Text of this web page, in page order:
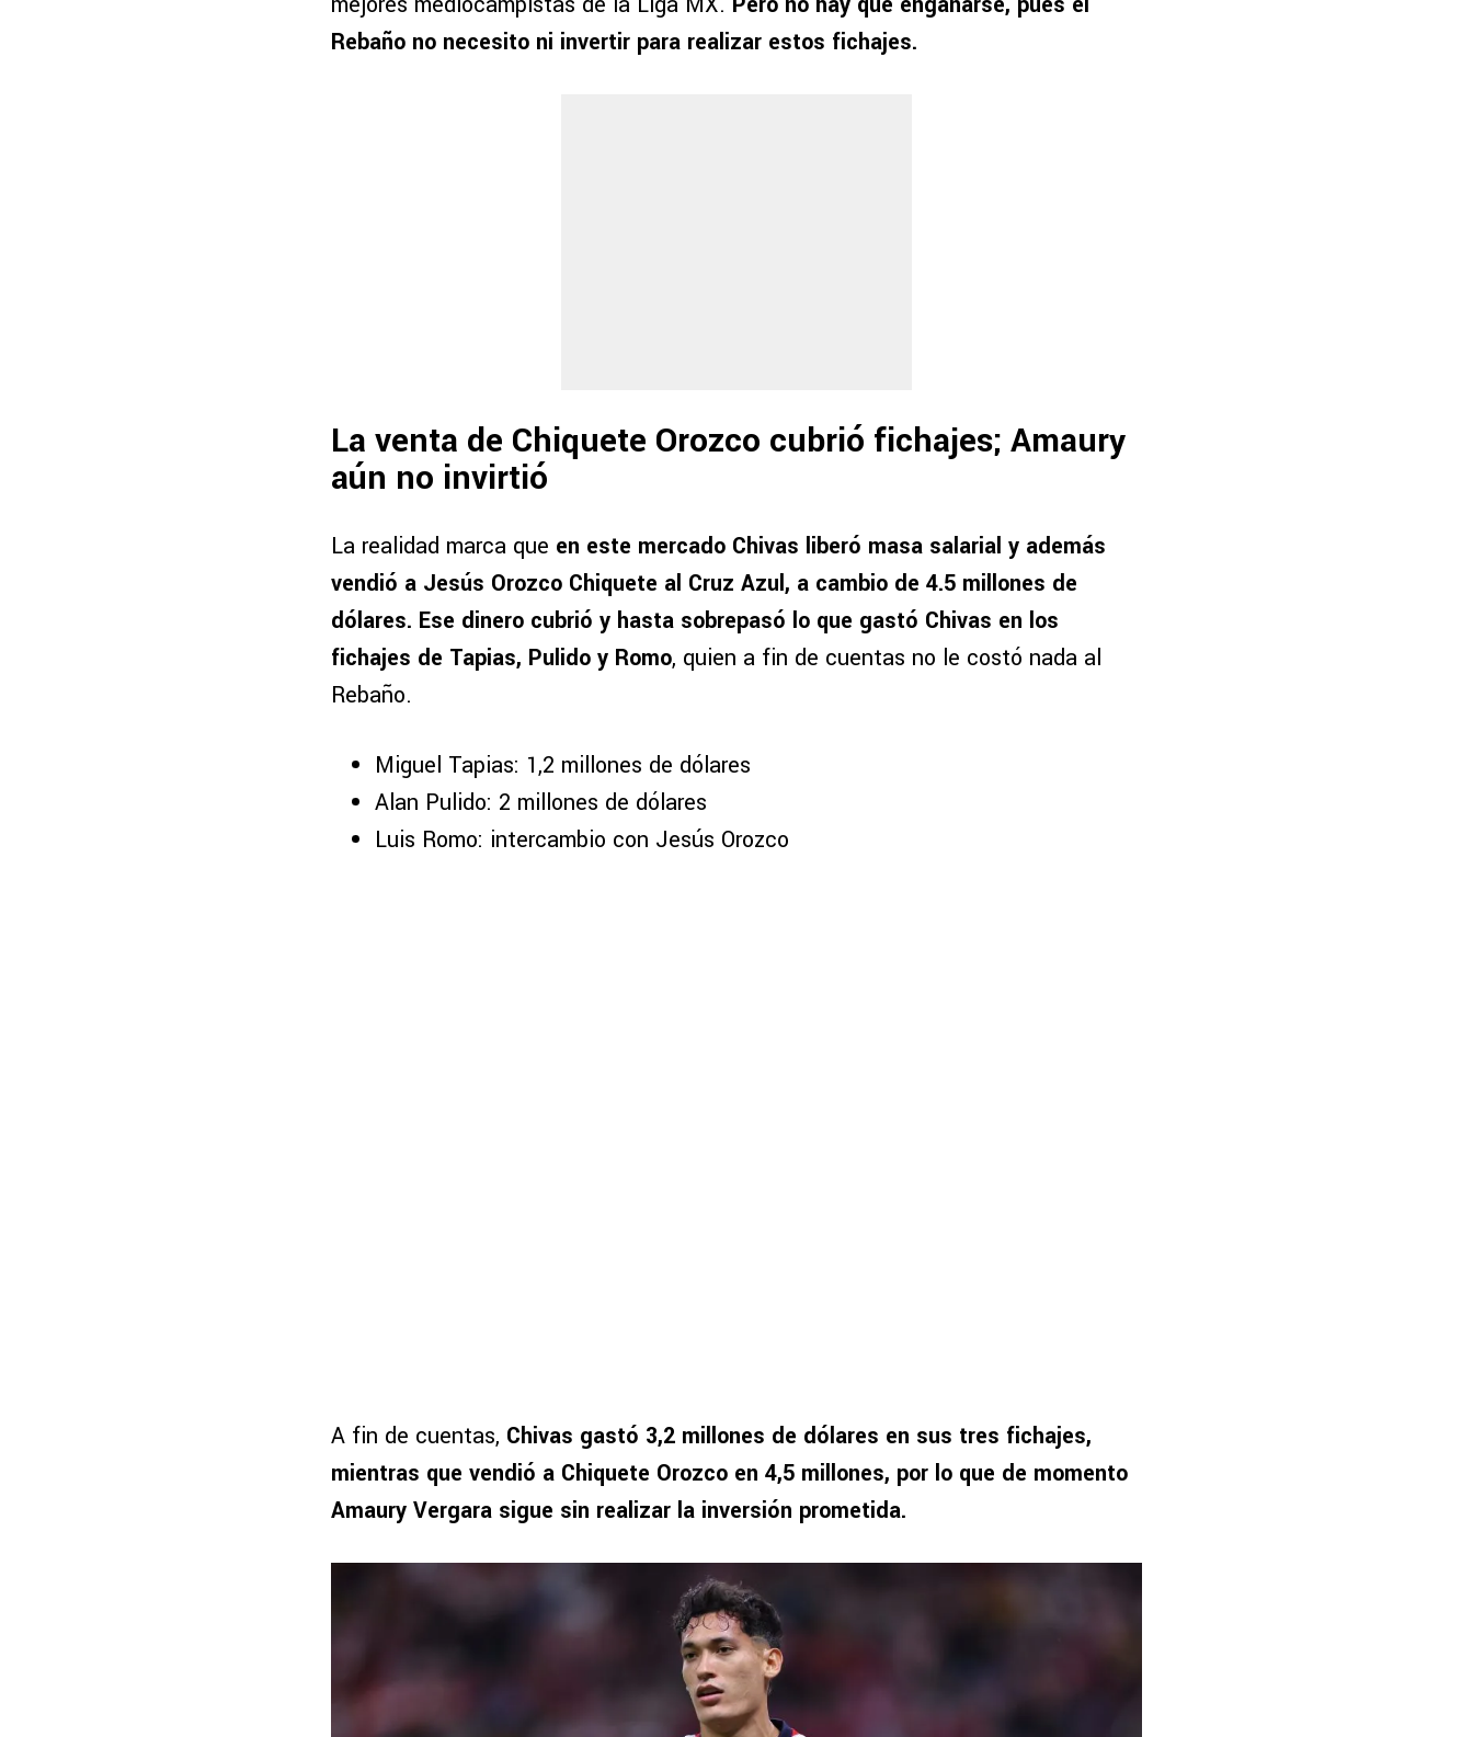
Rebaño no necesito ni invertir para realizar estos fichajes.
La venta de Chiquete Orozco cubrió fichajes; Amaury
aún no invirtió
La realidad marca que en este mercado Chivas liberó masa salarial y además
vendió a Jesús Orozco Chiquete al Cruz Azul, a cambio de 4.5 millones de
dólares. Ese dinero cubrió y hasta sobrepasó lo que gastó Chivas en los
fichajes de Tapias, Pulido y Romo, quien a fin de cuentas no le costó nada al
Rebaño.
Miguel Tapias: 1,2 millones de dólares
Alan Pulido: 2 millones de dólares
Luis Romo: intercambio con Jesús Orozco
A fin de cuentas, Chivas gastó 3,2 millones de dólares en sus tres fichajes,
mientras que vendió a Chiquete Orozco en 4,5 millones, por lo que de momento
Amaury Vergara sigue sin realizar la inversión prometida.